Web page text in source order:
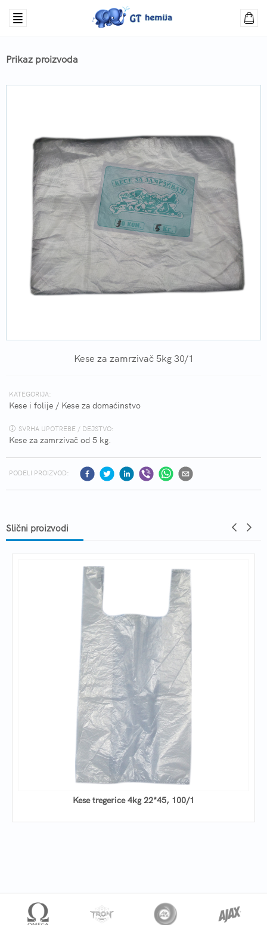
Prikaz proizvoda
Kese za zamrzivač 5kg 30/1
KATEGORIJA:
Kese i folije / Kese za domaćinstvo
SVRHA UPOTREBE / DEJSTVO:
Kese za zamrzivač od 5 kg.
PODELI PROIZVOD:
Slični proizvodi
Kese tregerice 4kg 22*45, 100/1